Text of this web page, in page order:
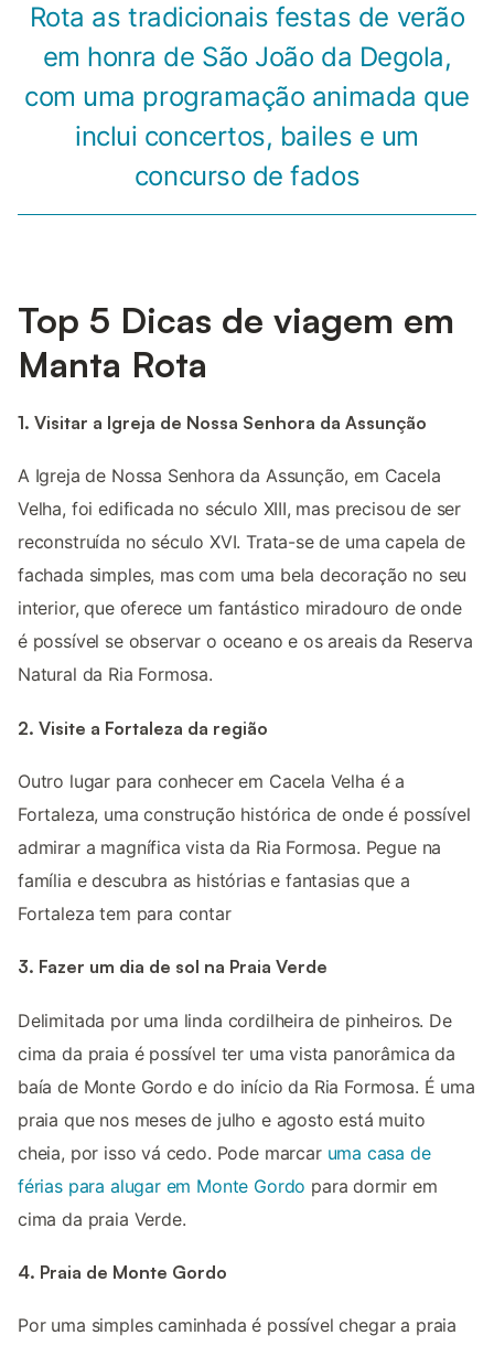
Rota as tradicionais festas de verão
em honra de São João da Degola,
com uma programação animada que
inclui concertos, bailes e um
concurso de fados
Top 5 Dicas de viagem em
Manta Rota
1. Visitar a Igreja de Nossa Senhora da Assunção
A Igreja de Nossa Senhora da Assunção, em Cacela
Velha, foi edificada no século XIII, mas precisou de ser
reconstruída no século XVI. Trata-se de uma capela de
fachada simples, mas com uma bela decoração no seu
interior, que oferece um fantástico miradouro de onde
é possível se observar o oceano e os areais da Reserva
Natural da Ria Formosa.
2. Visite a Fortaleza da região
Outro lugar para conhecer em Cacela Velha é a
Fortaleza, uma construção histórica de onde é possível
admirar a magnífica vista da Ria Formosa. Pegue na
família e descubra as histórias e fantasias que a
Fortaleza tem para contar
3. Fazer um dia de sol na Praia Verde
Delimitada por uma linda cordilheira de pinheiros. De
cima da praia é possível ter uma vista panorâmica da
baía de Monte Gordo e do início da Ria Formosa. É uma
praia que nos meses de julho e agosto está muito
cheia, por isso vá cedo. Pode marcar uma casa de
férias para alugar em Monte Gordo para dormir em
cima da praia Verde.
4. Praia de Monte Gordo
Por uma simples caminhada é possível chegar a praia